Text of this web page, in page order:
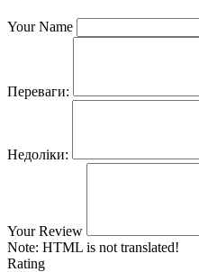
Your Name
Переваги:
Недоліки:
Your Review
Note: HTML is not translated!
Rating